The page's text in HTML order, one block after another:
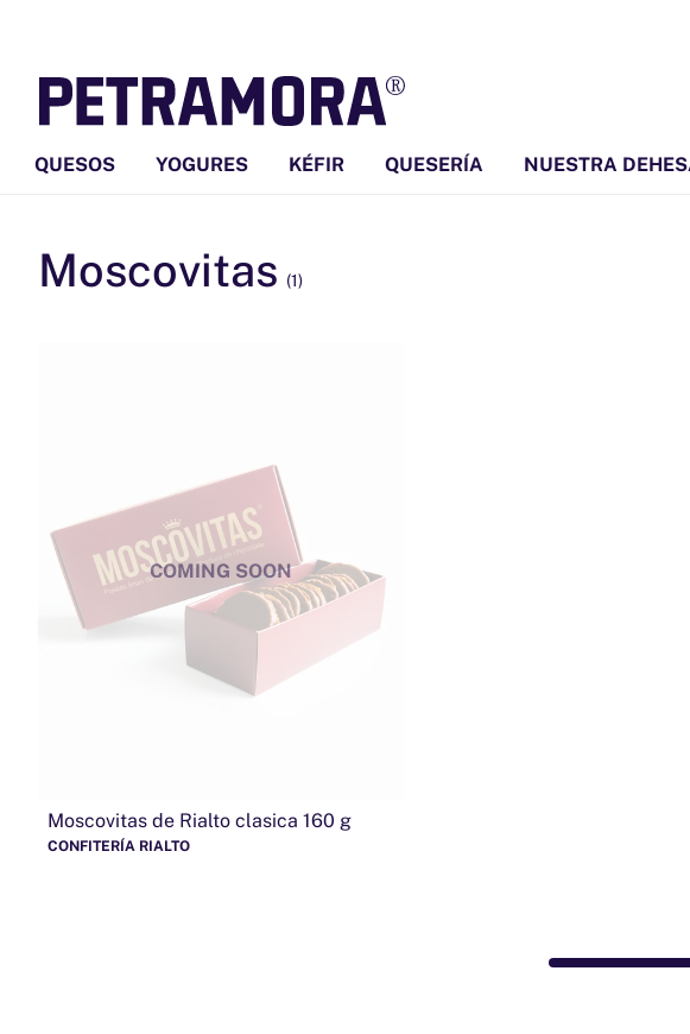
QUESOS YOGURES KÉFIR QUESERÍA NUESTRA
Moscovitas (1)
COMING SOON
Moscovitas de Rialto clasica 160 g
CONFITERÍA RIALTO